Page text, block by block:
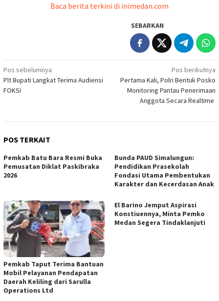
Baca berita terkini di inimedan.com
SEBARKAN
Navigasi
pos
Pos sebelumnya
Plt Bupati Langkat Terima Audiensi
FOKSI
Pos berikutnya
Pertama Kali, Polri Bentuk Posko
Monitoring Pantau Penerimaan
Anggota Secara Realtime
POS TERKAIT
Pemkab Batu Bara Resmi Buka
Pemusatan Diklat Paskibraka
2026
Bunda PAUD Simalungun:
Pendidikan Prasekolah
Fondasi Utama Pembentukan
Karakter dan Kecerdasan Anak
Pemkab Taput Terima Bantuan
Mobil Pelayanan Pendapatan
Daerah Keliling dari Sarulla
Operations Ltd
El Barino Jemput Aspirasi
Konstiuennya, Minta Pemko
Medan Segera Tindaklanjuti